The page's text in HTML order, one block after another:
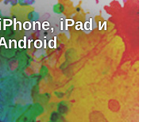
iPad и